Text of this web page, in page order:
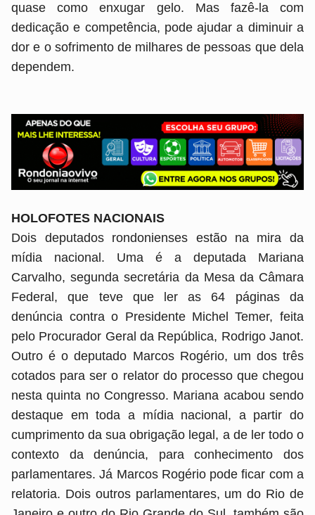
quase como enxugar gelo. Mas fazê-la com
dedicação e competência, pode ajudar a diminuir a
dor e o sofrimento de milhares de pessoas que dela
dependem.
HOLOFOTES NACIONAIS
Dois deputados rondonienses estão na mira da
mídia nacional. Uma é a deputada Mariana
Carvalho, segunda secretária da Mesa da Câmara
Federal, que teve que ler as 64 páginas da
denúncia contra o Presidente Michel Temer, feita
pelo Procurador Geral da República, Rodrigo Janot.
Outro é o deputado Marcos Rogério, um dos três
cotados para ser o relator do processo que chegou
nesta quinta no Congresso. Mariana acabou sendo
destaque em toda a mídia nacional, a partir do
cumprimento da sua obrigação legal, a de ler todo o
contexto da denúncia, para conhecimento dos
parlamentares. Já Marcos Rogério pode ficar com a
relatoria. Dois outros parlamentares, um do Rio de